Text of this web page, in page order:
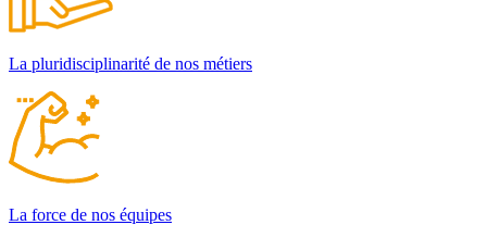
La pluridisciplinarité de nos métiers
La force de nos équipes